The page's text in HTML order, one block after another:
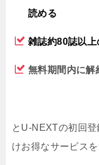
読める
雑誌約80誌以
無料期間内に解
とU-NEXTの初回
けお得なサービス